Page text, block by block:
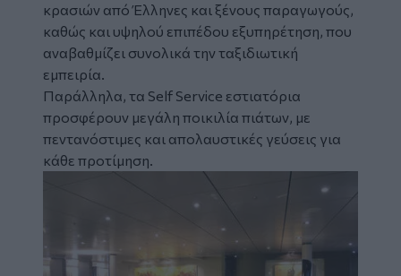
κρασιών από Έλληνες και ξένους παραγωγούς,
καθώς και υψηλού επιπέδου εξυπηρέτηση, που
αναβαθμίζει συνολικά την ταξιδιωτική
εμπειρία.
Παράλληλα, τα Self Service εστιατόρια
προσφέρουν μεγάλη ποικιλία πιάτων, με
πεντανόστιμες και απολαυστικές γεύσεις για
κάθε προτίμηση.